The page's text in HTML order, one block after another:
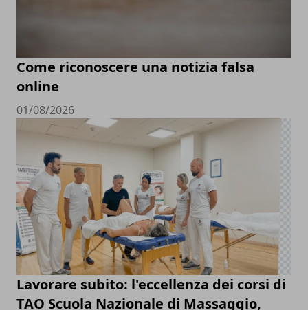
Come riconoscere una notizia falsa
online
01/08/2026
Lavorare subito: l'eccellenza dei corsi di
TAO Scuola Nazionale di Massaggio,